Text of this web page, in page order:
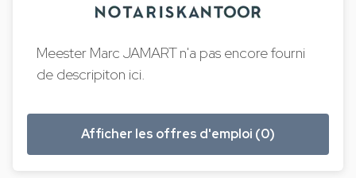
Meester Marc JAMART n'a pas encore fourni
de descripiton ici.
Afficher les offres d'emploi (0)